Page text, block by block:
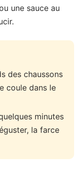
une sauce au
des chaussons
coule dans le
minutes
la farce